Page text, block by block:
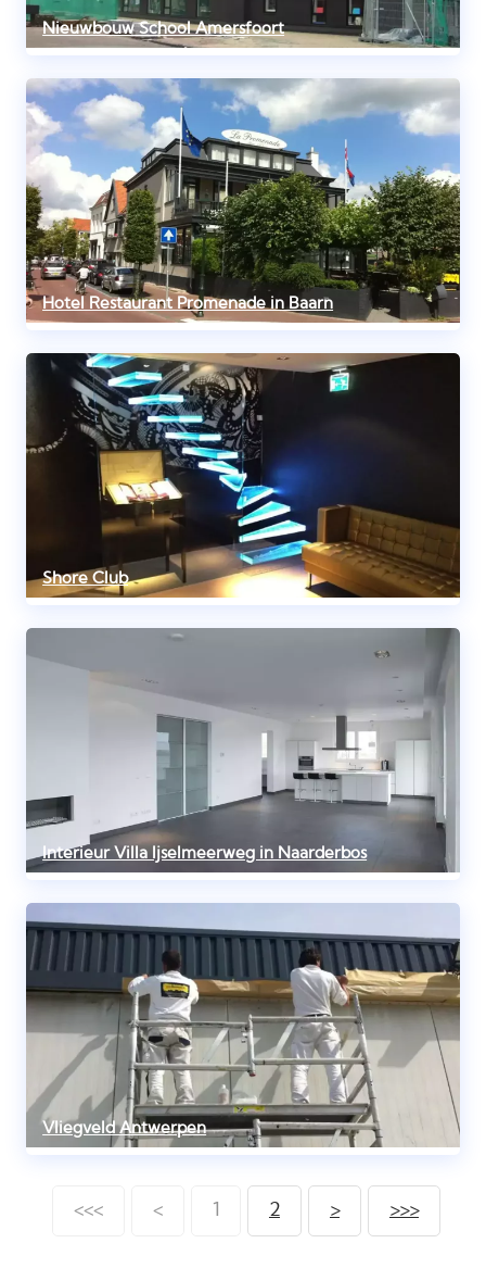
Nieuwbouw School Amersfoort
Hotel Restaurant Promenade in Baarn
Shore Club
Interieur Villa Ijselmeerweg in Naarderbos
Vliegveld Antwerpen
<<< < 1 2 > >>>